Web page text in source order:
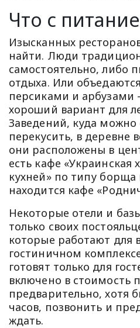
Что с
Изысканных
найти. Люди
самостоятельно, либо
отдыха. Или
персиками и арбузами
хороший вариант для
Заведений, куда можно
перекусить, в деревне
они расположены в
есть кафе «Украинская
кухней» по типу борща
находится кафе
Некоторые отели и
только своих
которые работают для
гостиничном
готовят только для
включено в стоимость
предварительно, хотя
часов, позвонить и
ждать.